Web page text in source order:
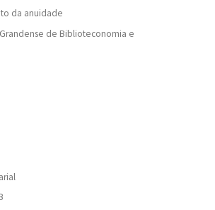
da anuidade
de Biblioteconomia e